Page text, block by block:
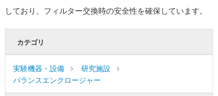
しており、フィルター交換時の安全性を確保しています。
カテゴリ
実験機器・設備
研究施設
バランスエンクロージャー